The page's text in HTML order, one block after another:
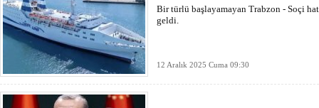
Bir türlü başlayamayan Trabzon - Soçi
geldi.
12 Aralık 2025 Cuma 09:30